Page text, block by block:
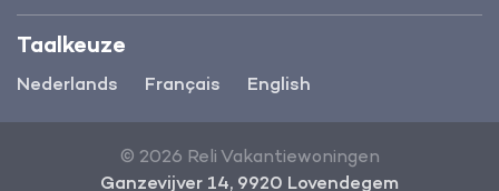
Taalkeuze
Nederlands Français English
© 2026 Reli Vakantiewoningen
Ganzevijver 14, 9920 Lovendegem